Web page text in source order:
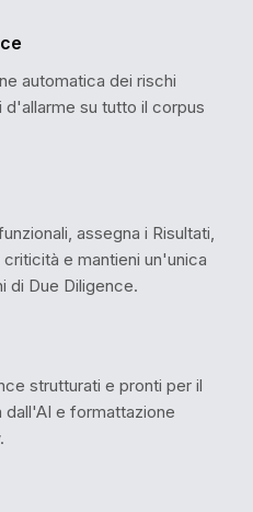
ANALYSIS CONFIDENCE
94%
High Confidence
verified data points across 131
automatica dei rischi
d'allarme su tutto il corpus
assegna i Risultati,
e mantieni un'unica
di Due Diligence.
strutturati e pronti per il
e formattazione